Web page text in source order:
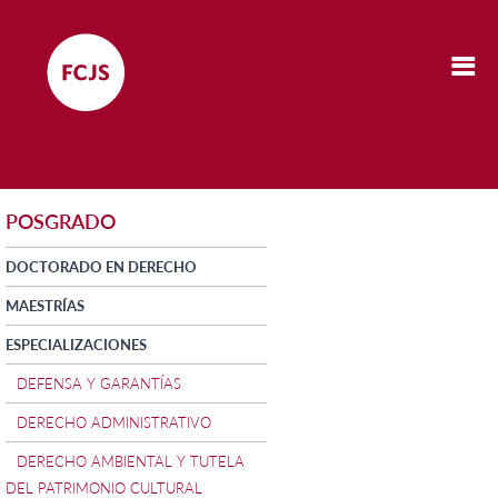
POSGRADO
DOCTORADO EN DERECHO
MAESTRÍAS
ESPECIALIZACIONES
DEFENSA Y GARANTÍAS
DERECHO ADMINISTRATIVO
DERECHO AMBIENTAL Y TUTELA
DEL PATRIMONIO CULTURAL